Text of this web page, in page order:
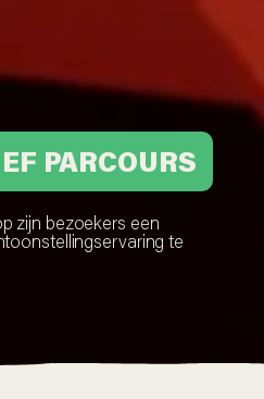
PARCOURS
zijn bezoekers een
te